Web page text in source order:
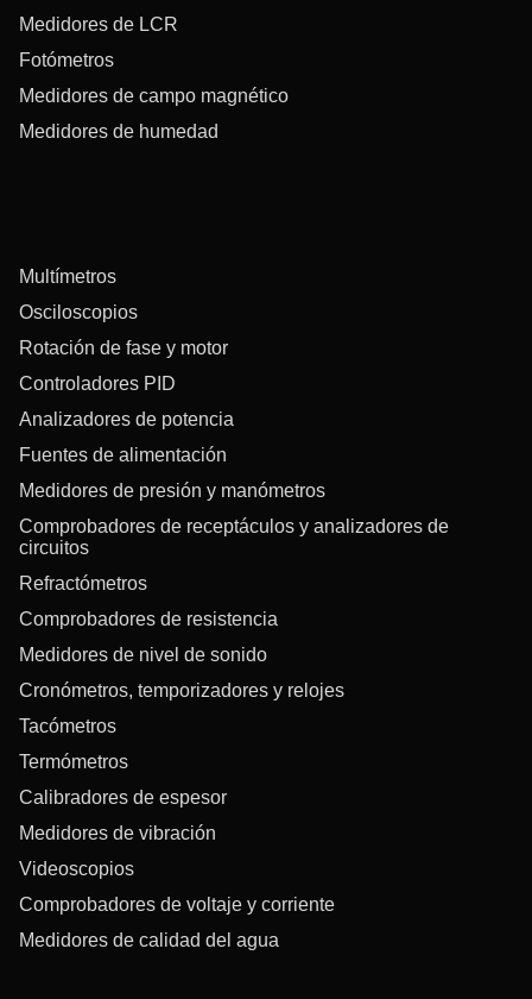
Medidores de LCR
Fotómetros
Medidores de campo magnético
Medidores de humedad
Multímetros
Osciloscopios
Rotación de fase y motor
Controladores PID
Analizadores de potencia
Fuentes de alimentación
Medidores de presión y manómetros
Comprobadores de receptáculos y analizadores de
circuitos
Refractómetros
Comprobadores de resistencia
Medidores de nivel de sonido
Cronómetros, temporizadores y relojes
Tacómetros
Termómetros
Calibradores de espesor
Medidores de vibración
Videoscopios
Comprobadores de voltaje y corriente
Medidores de calidad del agua